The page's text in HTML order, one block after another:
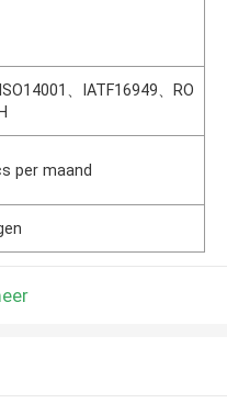
、IATF16949、RO
per maand